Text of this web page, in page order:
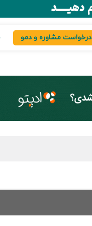
درخواست مشاوره و دمو